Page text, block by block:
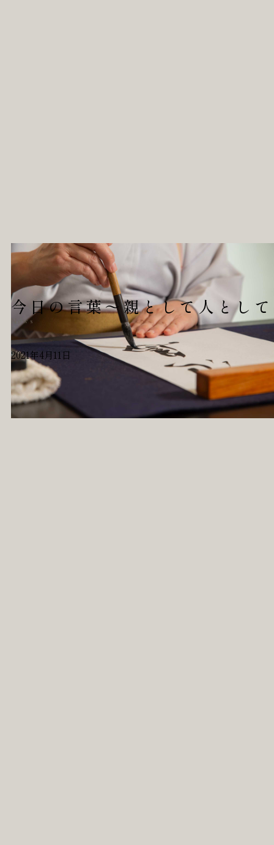
今日の言葉～親として人とし
News
2021年4月11日